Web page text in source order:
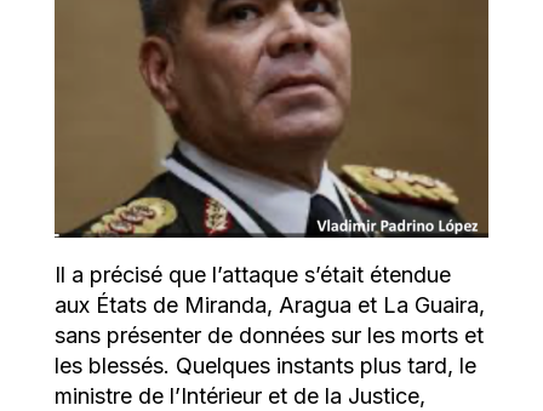
Il a précisé que l’attaque s’était étendue
aux États de Miranda, Aragua et La Guaira,
sans présenter de données sur les morts et
les blessés. Quelques instants plus tard, le
ministre de l’Intérieur et de la Justice,